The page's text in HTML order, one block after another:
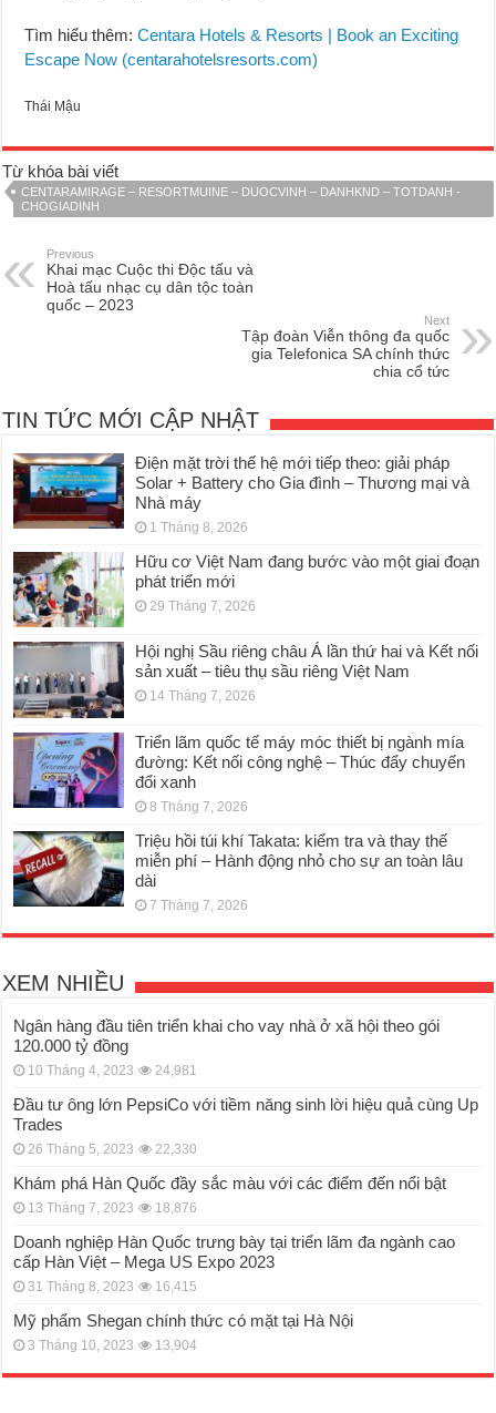
Tìm hiểu thêm:Centara Hotels & Resorts | Book an Exciting
Escape Now (centarahotelsresorts.com)
Thái Mậu
Từ khóa bài viết
CENTARAMIRAGE – RESORTMUINE – DUOCVINH – DANHKND – TOTDANH -
CHOGIADINH
Previous
Khai mạc Cuộc thi Độc tấu và
Hoà tấu nhạc cụ dân tộc toàn
quốc – 2023
Next
Tập đoàn Viễn thông đa quốc
gia Telefonica SA chính thức
chia cổ tức
TIN TỨC MỚI CẬP NHẬT
Điện mặt trời thế hệ mới tiếp theo: giải pháp
Solar + Battery cho Gia đình – Thương mại và
Nhà máy
1 Tháng 8, 2026
Hữu cơ Việt Nam đang bước vào một giai đoạn
phát triển mới
29 Tháng 7, 2026
Hội nghị Sầu riêng châu Á lần thứ hai và Kết nối
sản xuất – tiêu thụ sầu riêng Việt Nam
14 Tháng 7, 2026
Triển lãm quốc tế máy móc thiết bị ngành mía
đường: Kết nối công nghệ – Thúc đẩy chuyển
đổi xanh
8 Tháng 7, 2026
Triệu hồi túi khí Takata: kiểm tra và thay thế
miễn phí – Hành động nhỏ cho sự an toàn lâu
dài
7 Tháng 7, 2026
XEM NHIỀU
Ngân hàng đầu tiên triển khai cho vay nhà ở xã hội theo gói
120.000 tỷ đồng
10 Tháng 4, 2023 24,981
Đầu tư ông lớn PepsiCo với tiềm năng sinh lời hiệu quả cùng Up
Trades
26 Tháng 5, 2023 22,330
Khám phá Hàn Quốc đầy sắc màu với các điểm đến nổi bật
13 Tháng 7, 2023 18,876
Doanh nghiệp Hàn Quốc trưng bày tại triển lãm đa ngành cao
cấp Hàn Việt – Mega US Expo 2023
31 Tháng 8, 2023 16,415
Mỹ phẩm Shegan chính thức có mặt tại Hà Nội
3 Tháng 10, 2023 13,904